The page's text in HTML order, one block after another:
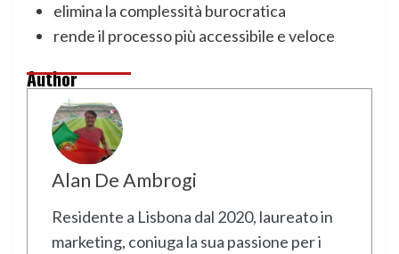
elimina la complessità burocratica
rende il processo più accessibile e veloce
Author
Alan De Ambrogi
Residente a Lisbona dal 2020, laureato in
marketing, coniuga la sua passione per i